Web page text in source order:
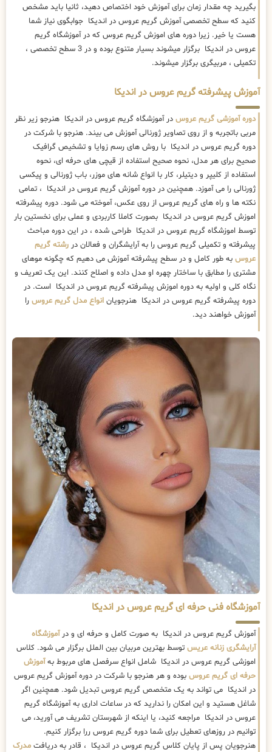
بگیرید چه مقدار زمان برای آموزش خود اختصاص دهید، ثانیا باید مشخص
کنید که سطح تخصصی آموزش گریم عروس در اندیکا جوابگوی نیاز شما
هست یا خیر. زیرا دوره های اموزش گریم عروس که در آموزشگاه گریم
عروس در اندیکا برگزار میشوند بسیار متنوع بوده و در 3 سطح تخصصی ،
تکمیلی ، مربیگری برگزار میشوند.
آموزش پیشرفته گریم عروس در اندیکا
دوره آموزشی گریم عروس در آموزشگاه گریم عروس در اندیکا هنرجو زیر نظر
مربی باتجربه و از روی تصاویر ژورنالی آموزش می بیند. هنرجو با شرکت در
دوره گریم عروس در اندیکا با روش های رسم زوایا و تشخیص گرافیک
صحیح برای هر مدل، نحوه صحیح استفاده از قیچی های حرفه ای، نحوه
استفاده از کلیپر و دیتیلر، کار با انواع شانه های موزر، باب ژورنالی و پیکسی
ژورنالی را می آموزد. همچنین در دوره آموزش گریم عروس در اندیکا ، تمامی
نکته ها و راه های گریم عروس از روی عکس، آموخته می شود. دوره پیشرفته
اموزش گریم عروس در اندیکا بصورت کاملا کاربردی و عملی برای نخستین بار
توسط اموزشگاه گریم عروس در اندیکا طراحی شده ، در این دوره مباحث
پیشرفته و تکمیلی گریم عروس را به آرایشگران و فعالان در رشته گریم
عروس به طور کامل و در سطح پیشرفته آموزش می دهیم که چگونه موهای
مشتری را مطابق با ساختار چهره او مدل داده و اصلاح کنند. این یک تعریف و
نگاه کلی و اولیه به دوره اموزش پیشرفته گریم عروس در اندیکا است. در
دوره پیشرفته گریم عروس در اندیکا هنرجویان انواع مدل گریم عروس را
آموزش خواهند دید.
آموزشگاه فنی حرفه ای گریم عروس در اندیکا
آموزش گریم عروس در اندیکا به صورت کامل و حرفه ای و درآموزشگاه
آرایشگری زنانه عریس توسط بهترین مربیان بین الملل برگزار می شود. کلاس
اموزشی گریم عروس در اندیکا شامل انواع سرفصل های مربوط بهآموزش
حرفه ای گریم عروس بوده و هر هنرجو با شرکت در دوره آموزش گریم عروس
در اندیکا می تواند به یک متخصص گریم عروس تبدیل شود. همچنین اگر
شاغل هستید و این امکان را ندارید که در ساعات اداری به آموزشگاه گریم
عروس در اندیکا مراجعه کنید، یا اینکه از شهرستان تشریف می آورید، می
توانیم در روزهای تعطیل برای شما دوره گریم عروس ررا برگزار کنیم.
هنرجویان پس از پایان کلاس گریم عروس در اندیکا ، قادر به دریافت مدرک